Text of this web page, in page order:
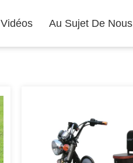
Vidéos Au Sujet De Nous